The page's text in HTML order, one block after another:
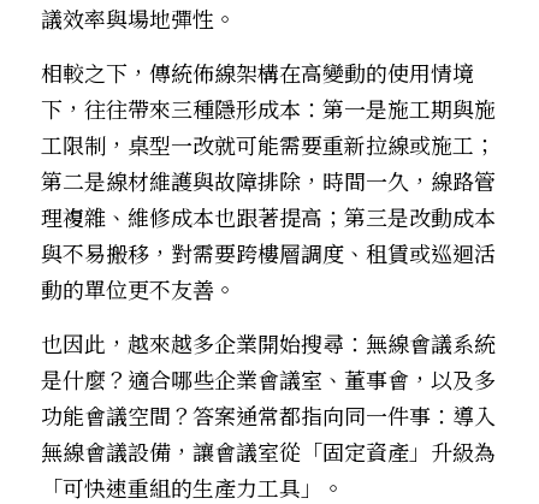
議效率與場地彈性。
相較之下，傳統佈線架構在高變動的使用情境
下，往往帶來三種隱形成本：第一是施工期與施
工限制，桌型一改就可能需要重新拉線或施工；
第二是線材維護與故障排除，時間一久，線路管
理複雜、維修成本也跟著提高；第三是改動成本
與不易搬移，對需要跨樓層調度、租賃或巡迴活
動的單位更不友善。
也因此，越來越多企業開始搜尋：無線會議系統
是什麼？適合哪些企業會議室、董事會，以及多
功能會議空間？答案通常都指向同一件事：導入
無線會議設備，讓會議室從「固定資產」升級為
「可快速重組的生產力工具」。